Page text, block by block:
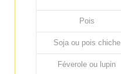
Pois
Soja ou pois chiche
Féverole ou lupin